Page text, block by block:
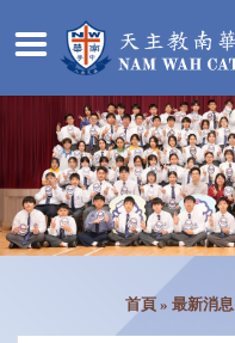
首頁 » 最新消息